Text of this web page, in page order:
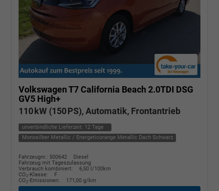
Volkswagen T7 California Beach 2.0TDI DSG
GV5 High+
110 kW (150 PS), Automatik, Frontantrieb
unverbindliche Lieferzeit: 12 Tage
Monosilber Metallic / Energeticorange Metallic Dach Schwarz
Fahrzeugnr.: 500642
Diesel
Fahrzeug mit Tageszulassung
Verbrauch kombiniert:
6,50 l/100km
CO2-Klasse:
F
CO2-Emissionen: 171,00 g/km